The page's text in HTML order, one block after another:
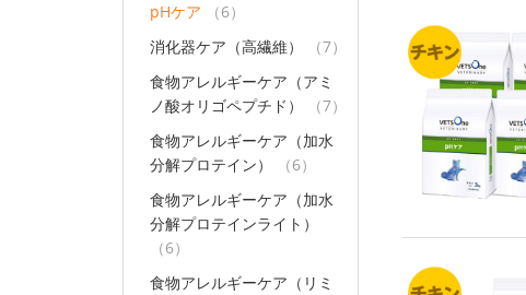
pHケア
（6）
消化器ケア（高繊維）
（7）
食物アレルギーケア（アミ
ノ酸オリゴペプチド）
（7）
食物アレルギーケア（加水
分解プロテイン）
（6）
食物アレルギーケア（加水
分解プロテインライト）
（6）
食物アレルギーケア（リミ